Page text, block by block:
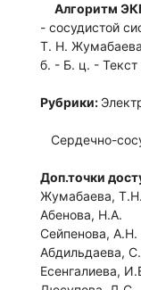
Алгоритм
- сосудистой
Т. Н.
б. - Б. ц. -
Рубрики:
Сердечно-
Доп.точки
Жумабаева, Т.Н.
Абенова, Н.А.
Сейпенова, А.Н.
Абдильдаева,
Есенгалиева,